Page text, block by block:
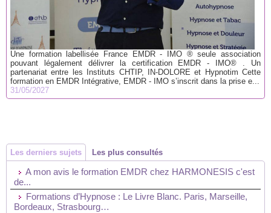
Une formation labellisée France EMDR - IMO ® seule association
pouvant légalement délivrer la certification EMDR - IMO® . Un
partenariat entre les Instituts CHTIP, IN-DOLORE et Hypnotim Cette
formation en EMDR Intégrative, EMDR - IMO s’inscrit dans la prise e...
31/05/2027
Les derniers sujets Les plus consultés
A mon avis le formation EMDR chez HARMONESIS c'est
de...
Formations d’Hypnose : Le Livre Blanc. Paris, Marseille,
Bordeaux, Strasbourg…